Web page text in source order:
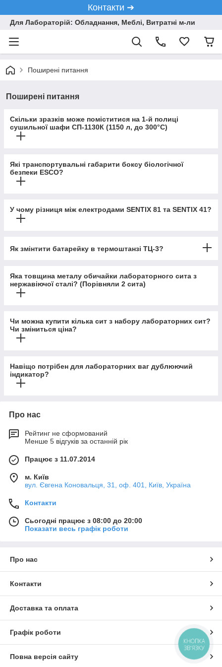
Контакти ➔
Для Лабораторій: Обладнання, Меблі, Витратні м-ли
Поширені питання
Поширені питання
Скільки зразків може поміститися на 1-й полиці
сушильної шафи СП-1130К (1150 л, до 300°C)
Які транспортувальні габарити боксу біологічної
безпеки ESCO?
У чому різниця між електродами SENTIX 81 та SENTIX 41?
Як змінтити батарейку в термоштанзі ТЦ-3?
Яка товщина металу обичайки лабораторного сита з
нержавіючої сталі? (Порівняли 2 сита)
Чи можна купити кілька сит з набору лабораторних сит?
Чи зміниться ціна?
Навіщо потрібен для лабораторних ваг дублюючий
індикатор?
Про нас
Рейтинг не сформований
Менше 5 відгуків за останній рік
Працює з 11.07.2014
м. Київ
вул. Євгена Коновальця, 31, оф. 401, Київ, Україна
Контакти
Сьогодні працює з 08:00 до 20:00
Показати весь графік роботи
Про нас
Контакти
Доставка та оплата
Графік роботи
Повна версія сайту
КНОПКА
ЗВ'ЯЗКУ